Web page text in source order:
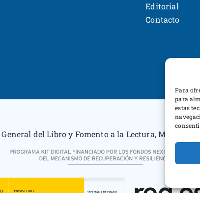
Para
para
estas
Editorial
Contacto
del Libro y Fomento a la Lectura, Ministerio